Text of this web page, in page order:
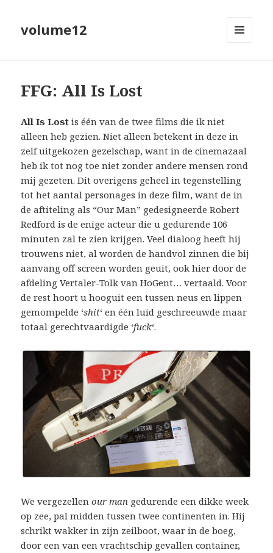
volume12
FFG: All Is Lost
All Is Lost is één van de twee films die ik niet
alleen heb gezien. Niet alleen betekent in deze in
zelf uitgekozen gezelschap, want in de cinemazaal
heb ik tot nog toe niet zonder andere mensen rond
mij gezeten. Dit overigens geheel in tegenstelling
tot het aantal personages in deze film, want de in
de aftiteling als “Our Man” gedesigneerde Robert
Redford is de enige acteur die u gedurende 106
minuten zal te zien krijgen. Veel dialoog heeft hij
trouwens niet, al worden de handvol zinnen die bij
aanvang off screen worden geuit, ook hier door de
afdeling Vertaler-Tolk van HoGent… vertaald. Voor
de rest hoort u hooguit een tussen neus en lippen
gemompelde ‘shit‘ en één luid geschreeuwde maar
totaal gerechtvaardigde ‘fuck‘.
We vergezellenour man gedurende een dikke week
op zee, pal midden tussen twee continenten in. Hij
schrikt wakker in zijn zeilboot, waar in de boeg,
door een van een vrachtschip gevallen container,